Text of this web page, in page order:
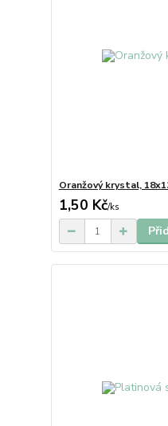
Oranžový krystal,
1,50 Kč/ks